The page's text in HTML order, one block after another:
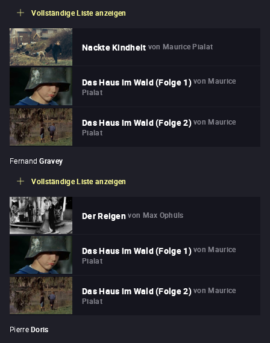
Vollständige Liste anzeigen
Nackte Kindheit von Maurice Pialat
Das Haus im Wald (Folge 1) von Maurice
Pialat
Das Haus im Wald (Folge 2) von Maurice
Pialat
Fernand Gravey
Vollständige Liste anzeigen
Der Reigen von Max Ophüls
Das Haus im Wald (Folge 1) von Maurice
Pialat
Das Haus im Wald (Folge 2) von Maurice
Pialat
Pierre Doris